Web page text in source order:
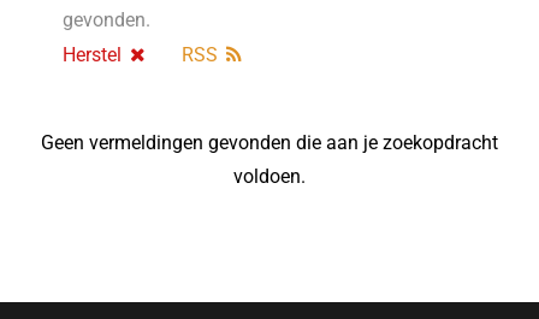
gevonden.
Herstel
RSS
Geen vermeldingen gevonden die aan je zoekopdracht
voldoen.